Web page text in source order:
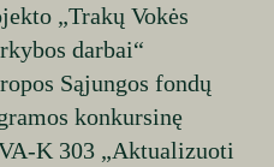
„Trakų Vokės
darbai“
Sąjungos fondų
konkursinę
K 303 „Aktualizuoti